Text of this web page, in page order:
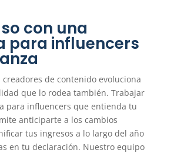
con una
para influencers
creadores de contenido evoluciona
que lo rodea también. Trabajar
para influencers que entienda tu
anticiparte a los cambios
tus ingresos a lo largo del año
en tu declaración. Nuestro equipo